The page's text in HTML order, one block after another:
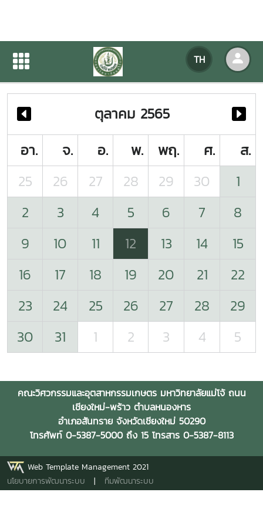
TH
ปฏิทินกิจกรรมของหน่วยงาน
ปฏิทินกิจกรรมของหน่วยงาน
ตุลาคม 2565
อา.
จ. อ. พ. พฤ. ศ.
ส.
25
26 27 28 29 30
1
2
3 4 5 6 7
8
9
10 11 12 13 14
15
16
17 18 19 20 21
22
23
24 25 26 27 28
29
30
31 1 2 3 4 5
คณะวิศวกรรมและอุตสาหกรรมเกษตร มหาวิทยาลัยแม่โจ้ ถนน
เชียงใหม่-พร้าว ตำบลหนองหาร
อำเภอสันทราย จังหวัดเชียงใหม่ 50290
โทรศัพท์ 0-5387-5000 ถึง 15 โทรสาร 0-5387-8113
Web Template Management 2021
นโยบายการพัฒนาระบบ | ทีมพัฒนาระบบ